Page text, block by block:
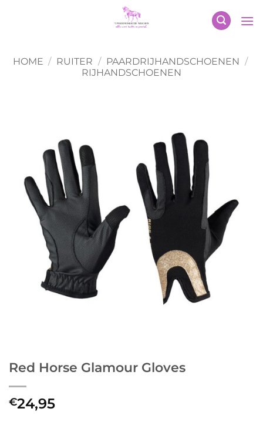
HOME / RUITER / PAARDRIJHANDSCHOENEN /
RIJHANDSCHOENEN
Red Horse Glamour Gloves
€24,95